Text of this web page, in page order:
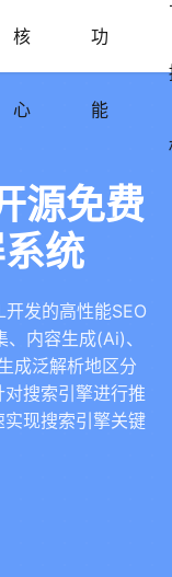
核
心
功
能
源免费
统
开发的高性能SEO
内容生成(Ai)、
成泛解析地区分
搜索引擎进行推
现搜索引擎关键